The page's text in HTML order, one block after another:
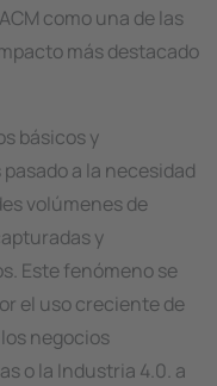
como una de las
más destacado
básicos y
a la necesidad
volúmenes de
y
Este fenómeno se
el uso creciente de
negocios
o la Industria 4.0. a